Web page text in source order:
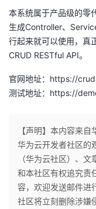
本系统属于产品级的零
生成Controller、
行起来就可以使用，真
CRUD RESTful API。
官网地址： https://
测试地址： https://
【声明】本内容来
华为云开发者社区的
（华为云社区）、
和本社区有权追究责
容，欢迎发送邮件进
社区将立刻删除涉嫌